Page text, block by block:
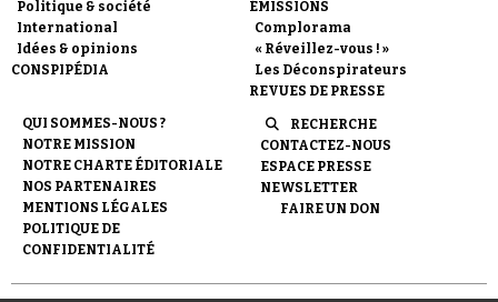
Demander à Vera
Politique & société
International
Idées & opinions
CONSPIPÉDIA
ÉMISSIONS
Complorama
« Réveillez-vous ! »
Les Déconspirateurs
REVUES DE PRESSE
QUI SOMMES-NOUS ?
NOTRE MISSION
NOTRE CHARTE ÉDITORIALE
NOS PARTENAIRES
MENTIONS LÉGALES
POLITIQUE DE
CONFIDENTIALITÉ
RECHERCHE
CONTACTEZ-NOUS
ESPACE PRESSE
NEWSLETTER
FAIRE UN DON